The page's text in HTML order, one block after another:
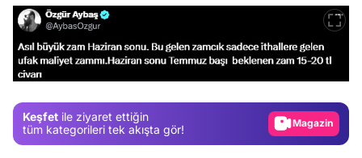
Keşfet ile ziyaret ettiğin
tüm kategorileri tek akışta gör!
Video
Test
Gündem
Video